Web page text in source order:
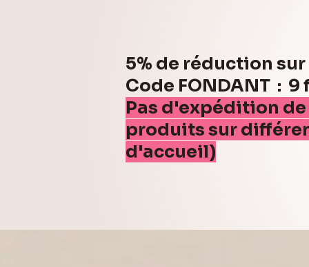
5% de réduction
Code FONDANT : 9
Pas d'expédition
produits sur
d'accueil)